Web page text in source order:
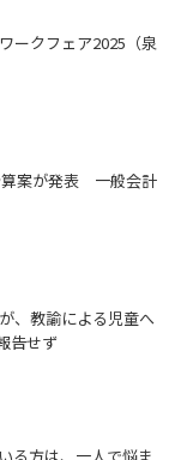
ークフェア2025（泉
算案が発表 一般会計
、教諭による児童へ
告せず